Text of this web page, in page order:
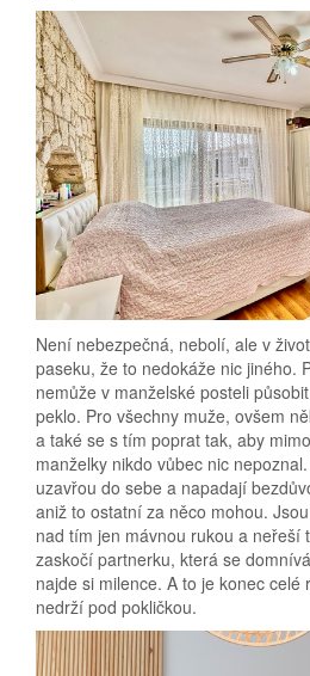
Není nebezpečná, nebolí, ale v
paseku, že to nedokáže nic jiného.
nemůže v manželské posteli
peklo. Pro všechny muže, ovšem
a také se s tím poprat tak, aby
manželky nikdo vůbec nic
uzavřou do sebe a napadají
aniž to ostatní za něco mohou.
nad tím jen mávnou rukou a neřeší
zaskočí partnerku, která se
najde si milence. A to je konec celé
nedrží pod pokličkou.